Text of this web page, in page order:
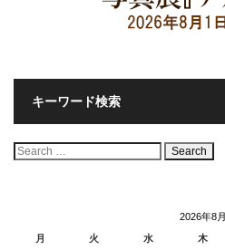
キーワード検索
検
索:
2026年8月
月
火 水 木